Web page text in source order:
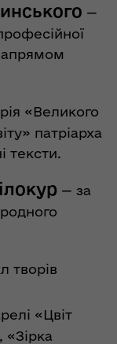
—
«Великого
патріарха
тексти.
— за
творів
«Цвіт
«Зірка